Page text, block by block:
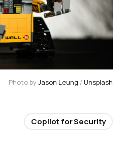
Photo by Jason Leung / Unsplash
Copilot for Security